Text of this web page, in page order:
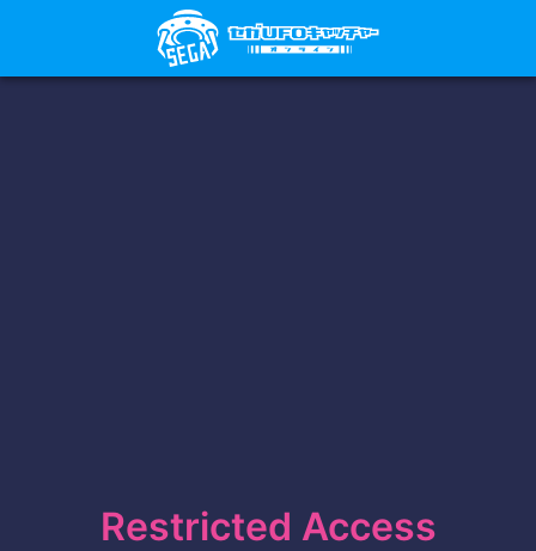
Restricted Access